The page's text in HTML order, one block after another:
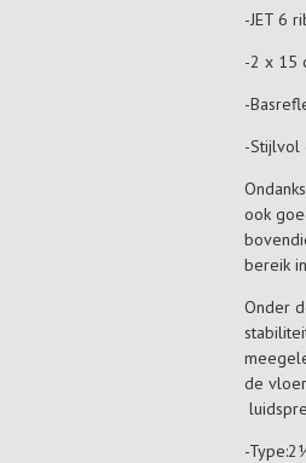
-JET 6
-2 x 15
-
-Stijlvol
ook
bereik
Onder
de
-